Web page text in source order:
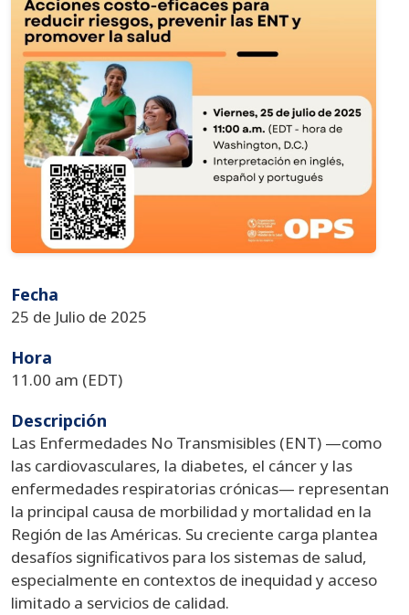
Fecha
25 de Julio de 2025
Hora
11.00 am (EDT)
Descripción
Las Enfermedades No Transmisibles (ENT) —como
las cardiovasculares, la diabetes, el cáncer y las
enfermedades respiratorias crónicas— representan
la principal causa de morbilidad y mortalidad en la
Región de las Américas. Su creciente carga plantea
desafíos significativos para los sistemas de salud,
especialmente en contextos de inequidad y acceso
limitado a servicios de calidad.